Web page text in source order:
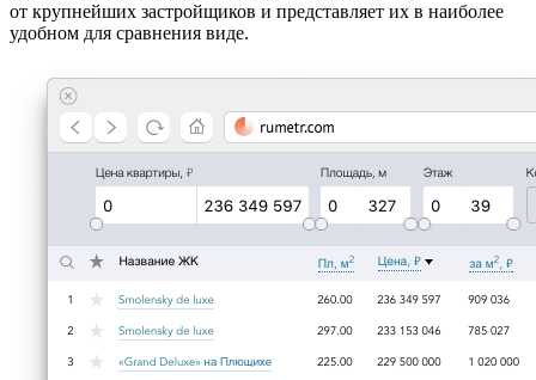
от крупнейших застройщиков и представляет их в наиболее
удобном для сравнения виде.